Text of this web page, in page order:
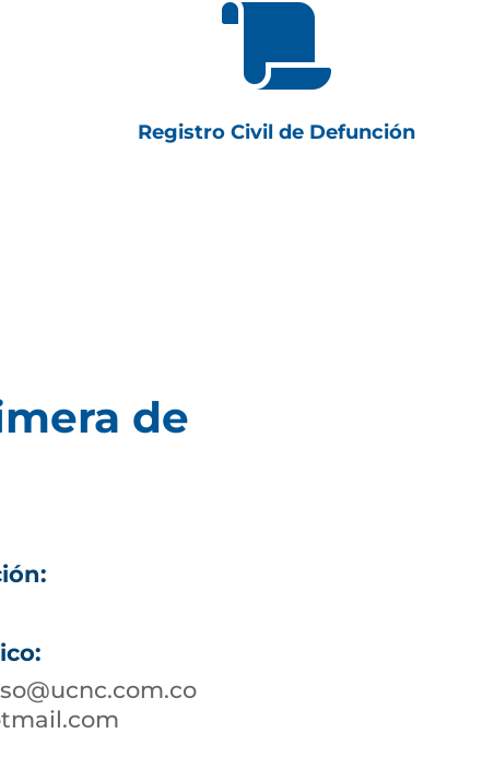

Registro Civil de Defunción
de